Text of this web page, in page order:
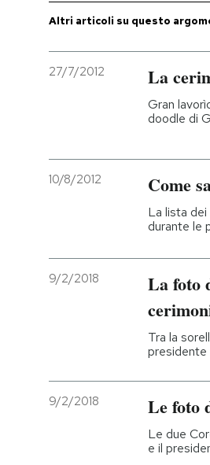
Economia
NEWSLETTER
Entra
Altri articoli su questo
27/7/2012 La
Gran
doodle di
10/8/2012 Come
La lista
durante le
9/2/2018
La foto
Tra la
presidente
9/2/2018 Le foto
Le due
e il